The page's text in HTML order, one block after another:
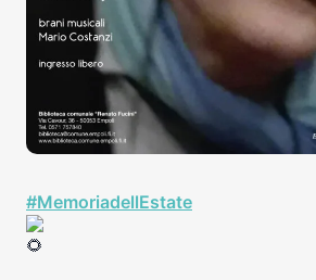
#MemoriadellEstate